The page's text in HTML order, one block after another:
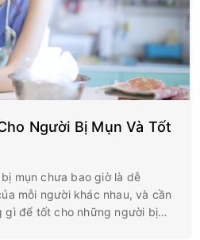
Người Bị Mụn Và Tốt
mụn chưa bao giờ là dễ
mỗi người khác nhau, và cần
gì để tốt cho những người bị